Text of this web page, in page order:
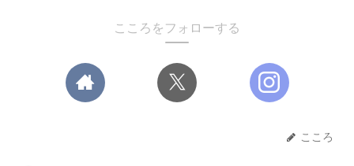
こころをフォローする
こころ